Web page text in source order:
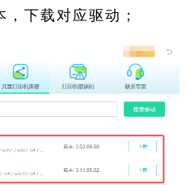
下载对应驱动；